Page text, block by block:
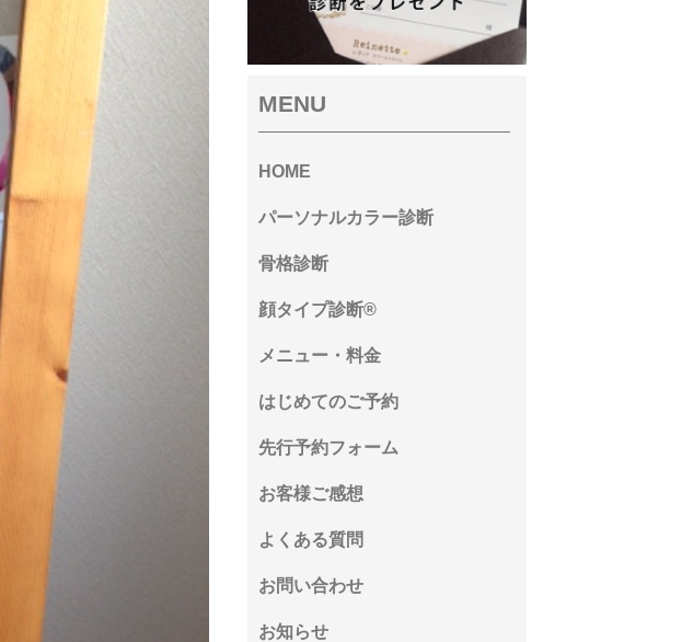
MENU
HOME
パーソナルカラー診断
骨格診断
顔タイプ診断®︎
メニュー・料金
はじめてのご予約
先行予約フォーム
お客様ご感想
よくある質問
お問い合わせ
お知らせ